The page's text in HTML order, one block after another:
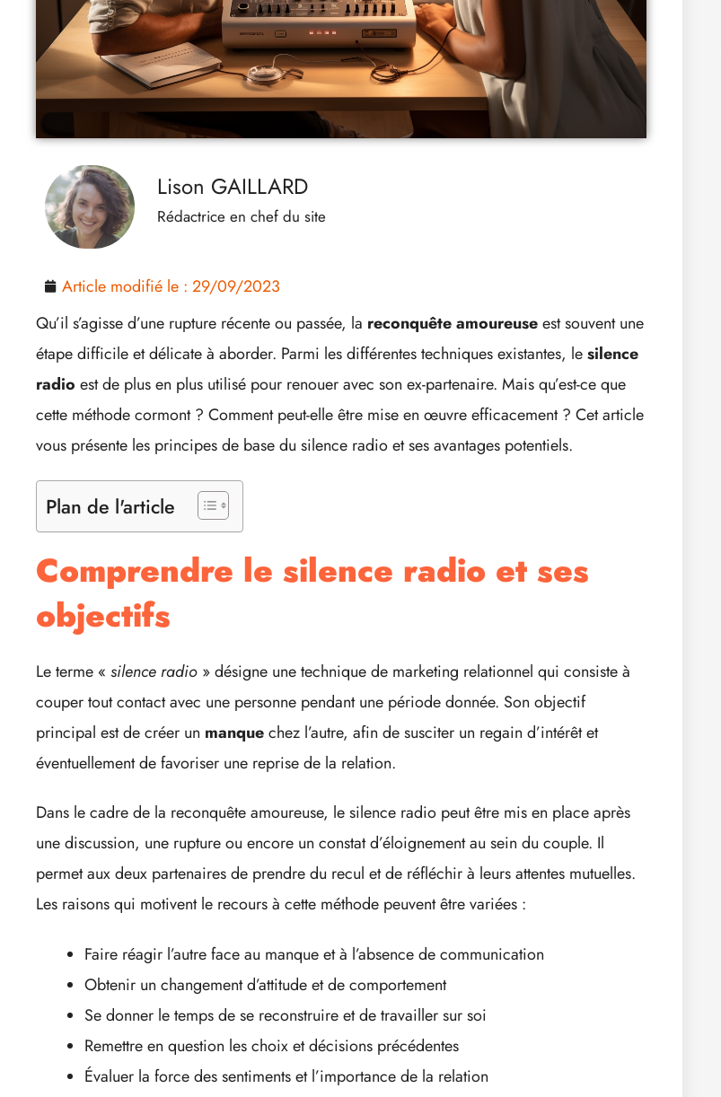
Lison GAILLARD
Rédactrice en chef du site
Article modifié le : 29/09/2023
Qu’il s’agisse d’une rupture récente ou passée, la reconquête amoureuseest souvent une
étape difficile et délicate à aborder. Parmi les différentes techniques existantes, lesilence
radio est de plus en plus utilisé pour renouer avec son ex-partenaire. Mais qu’est-ce que
cette méthode cormont ? Comment peut-elle être mise en œuvre efficacement ? Cet article
vous présente les principes de base du silence radio et ses avantages potentiels.
Plan de l'article
Comprendre le silence radio et ses
objectifs
Le terme « silence radio » désigne une technique de marketing relationnel qui consiste à
couper tout contact avec une personne pendant une période donnée. Son objectif
principal est de créer un manquechez l’autre, afin de susciter un regain d’intérêt et
éventuellement de favoriser une reprise de la relation.
Dans le cadre de la reconquête amoureuse, le silence radio peut être mis en place après
une discussion, une rupture ou encore un constat d’éloignement au sein du couple. Il
permet aux deux partenaires de prendre du recul et de réfléchir à leurs attentes mutuelles.
Les raisons qui motivent le recours à cette méthode peuvent être variées :
Faire réagir l’autre face au manque et à l’absence de communication
Obtenir un changement d’attitude et de comportement
Se donner le temps de se reconstruire et de travailler sur soi
Remettre en question les choix et décisions précédentes
Évaluer la force des sentiments et l’importance de la relation